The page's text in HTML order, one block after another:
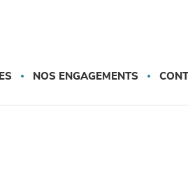
NOS ENGAGEMENTS